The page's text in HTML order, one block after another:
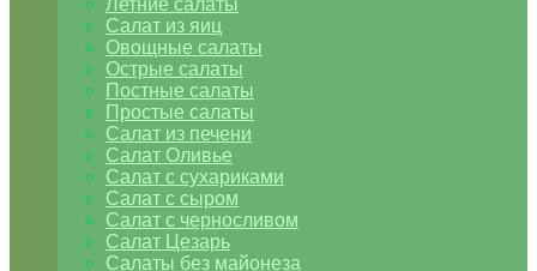
Летние салаты
Салат из яиц
Овощные салаты
Острые салаты
Постные салаты
Простые салаты
Салат из печени
Салат Оливье
Салат с сухариками
Салат с сыром
Салат с черносливом
Салат Цезарь
Салаты без майонеза